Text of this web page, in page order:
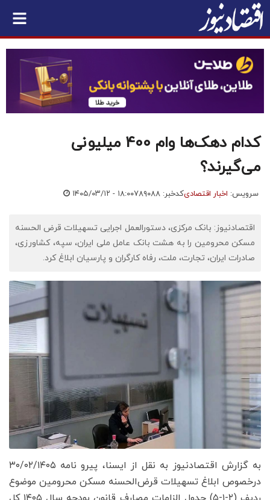
کدام دهک‌ها وام 400 میلیونی
می‌گیرند؟
سرویس: اخبار اقتصادیکدخبر: ۷۸۹۰۸۸ ۱۴۰۵/۰۳/۱۲ - ۱۸:۰۰
اقتصادنیوز: بانک مرکزی، دستورالعمل اجرایی تسهیلات قرض الحسنه
مسکن محرومین را به هشت بانک عامل ملی ایران، سپه، کشاورزی،
صادرات ایران، تجارت، ملت، رفاه کارگران و پارسیان ابلاغ کرد.
به گزارش اقتصادنیوز به نقل از ایسنا، پیرو نامه ۳۰‌‌‌‌‌‌‌‌/۰۲‌‌‌‌‌‌‌‌/۱۴۰۵
درخصوص ابلاغ تسهیلات قرض‌الحسنه مسکن محرومین موضوع